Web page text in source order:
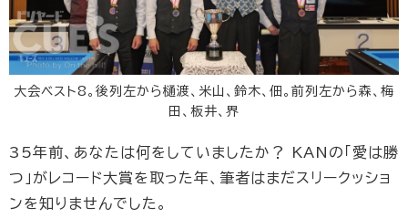
大会ベスト8。後列左から樋渡、米山、鈴木、佃。前列左から森、梅
田、板井、界
35年前、あなたは何をしていましたか？ KANの「愛は勝
つ」がレコード大賞を取った年、筆者はまだスリークッショ
ンを知りませんでした。